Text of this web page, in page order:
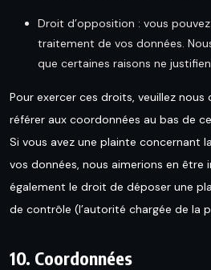
Droit d’opposition : vous
traitement de vos données.
que certaines raisons ne
Pour exercer ces droits, veuillez nous
référer aux coordonnées au bas de
Si vous avez une plainte concernant
vos données, nous aimerions en être
également le droit de déposer une
de contrôle (l’autorité chargée de la
10. Coordonnées